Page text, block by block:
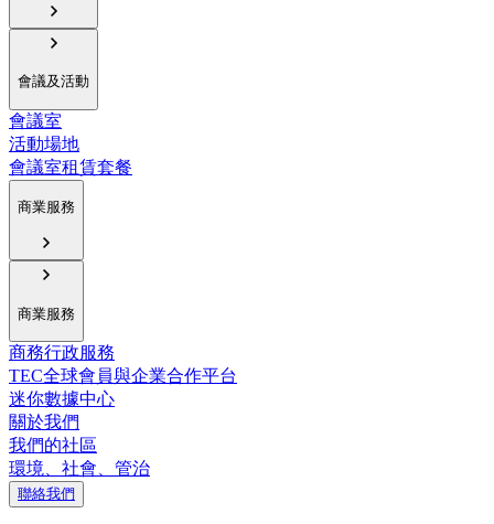
會議及活動
會議室
活動場地
會議室租賃套餐
商業服務
商業服務
商務行政服務
TEC全球會員與企業合作平台
迷你數據中心
關於我們
我們的社區
環境、社會、管治
聯絡我們